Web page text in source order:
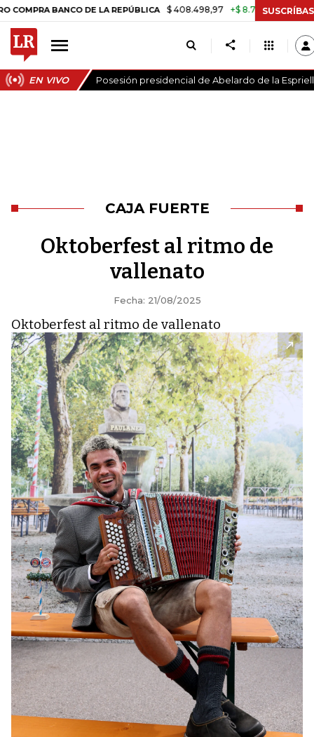
DE LA REPÚBLICA $ 408.498,97 +$ 8.753,81 +2,19% TASA
EN VIVO Posesión presidencial de Abelardo de la
CAJA FUERTE
Oktoberfest al ritmo de
vallenato
Fecha: 21/08/2025
Oktoberfest al ritmo de vallenato